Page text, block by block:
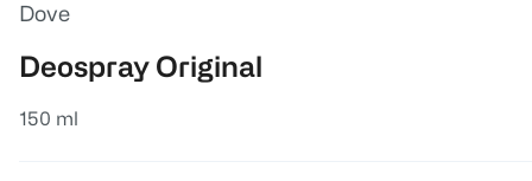
Dove
Deospray Original
150 ml